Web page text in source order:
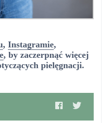
, Instagramie,
, by zaczerpnąć więcej
pielęgnacji.